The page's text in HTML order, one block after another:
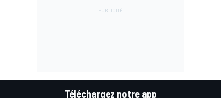
Téléchargez notre app